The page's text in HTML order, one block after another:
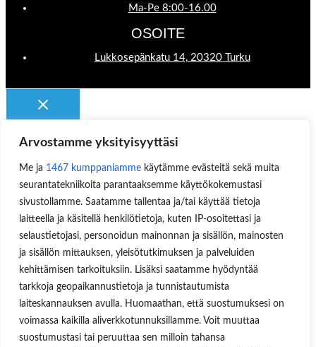
Arvostamme yksityisyyttäsi
Me ja 1467 kumppaniamme käytämme evästeitä sekä muita
seurantatekniikoita parantaaksemme käyttökokemustasi
sivustollamme. Saatamme tallentaa ja/tai käyttää tietoja
laitteella ja käsitellä henkilötietoja, kuten IP-osoitettasi ja
selaustietojasi, personoidun mainonnan ja sisällön, mainosten
ja sisällön mittauksen, yleisötutkimuksen ja palveluiden
kehittämisen tarkoituksiin. Lisäksi saatamme hyödyntää
tarkkoja geopaikannustietoja ja tunnistautumista
laiteskannauksen avulla. Huomaathan, että suostumuksesi on
voimassa kaikilla aliverkkotunnuksillamme. Voit muuttaa
suostumustasi tai peruuttaa sen milloin tahansa
Ma-Pe 8:00-16.00
OSOITE
Lukkosepänkatu 14, 20320 Turku
Käyttäjätunnus tai sähköpostiosoite
Salasana
Muista minut
Lost your password?